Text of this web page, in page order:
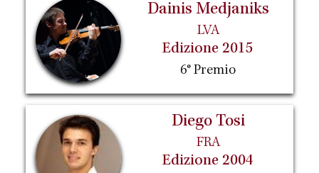
Dainis Medjaniks
LVA
Edizione 2015
6° Premio
Diego Tosi
FRA
Edizione 2004